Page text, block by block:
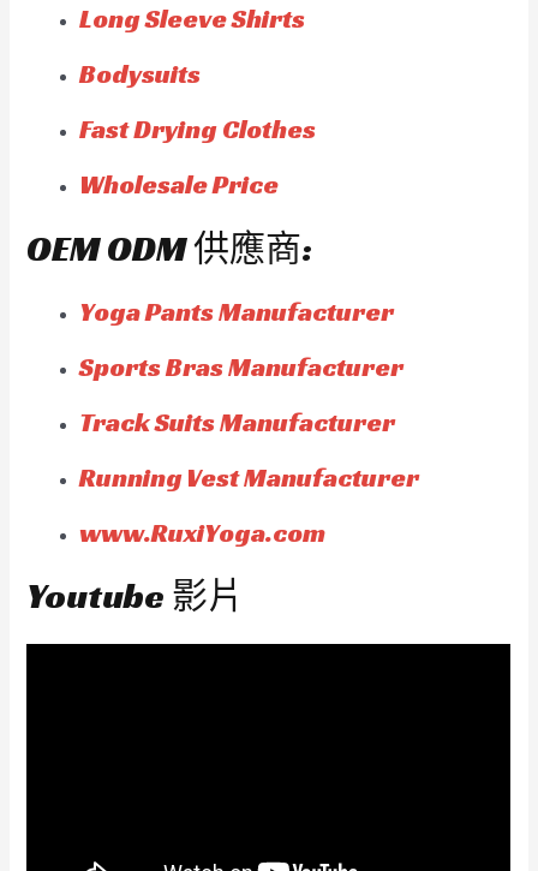
Long Sleeve Shirts
Bodysuits
Fast Drying Clothes
Wholesale Price
OEM ODM 供應商:
Yoga Pants Manufacturer
Sports Bras Manufacturer
Track Suits Manufacturer
Running Vest Manufacturer
www.RuxiYoga.com
Youtube 影片